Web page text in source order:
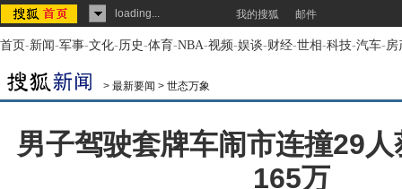
loading... 我的搜狐 邮件
首页-新闻-军事-文化-历史-体育-NBA-视频-娱谈-财经-世相-科技-汽车-房
> 最新要闻 > 世态万象
男子驾驶套牌车闹市连撞29
165万